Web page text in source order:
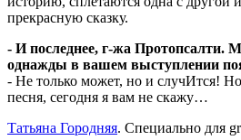
прекрасную сказку.
- И последнее, г-жа Протопсалти.
однажды в вашем выступлении
- Не только может, но и случИтся! Но
песня, сегодня я вам не скажу…
Татьяна Городняя. Специально для